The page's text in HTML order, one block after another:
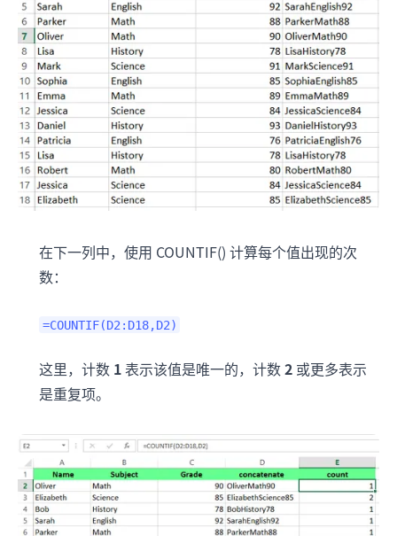
在下一列中，使用 COUNTIF() 计算每个值出现的次
数：
=COUNTIF(D2:D18,D2)
这里，计数 1表示该值是唯一的，计数2 或更多表示
是重复项。